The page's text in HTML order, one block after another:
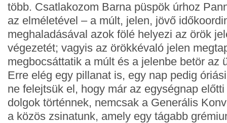
több. Csatlakozom Barna püspök úrhoz
az elméletével – a múlt, jelen, jövő
meghaladásával azok fölé helyezi az örök
végezetét; vagyis az örökkévaló jelen
megbocsáttatik a múlt és a jelenbe betör az
Erre elég egy pillanat is, egy nap pedig
ne felejtsük el, hogy már az egységnap
dolgok történnek, nemcsak a Generális
a közös zsinatunk, amely egy tágabb